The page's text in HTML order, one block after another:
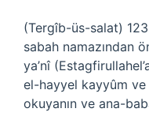
(Tergîb-üs-salat)
sabah namazından
ya’nî
el-hayyel kayyûm ve
okuyanın ve ana-